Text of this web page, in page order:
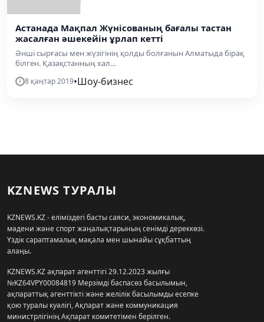
Астанада Мақпал Жүнісованың бағалы тастан
жасалған әшекейін ұрлап кетті
Әнші сырғасы мен жүзігінің қолды болғанын Алматыда бірақ
білген. Қазақстанның хал...
8 қаңтар 2019•Шоу-бизнес
KZNEWS ТУРАЛЫ
KZNEWS.KZ - еліміздегі басты саяси, экономикалық,
мәдени және спорт жаңалықтарының сенімді дереккөзі.
Үздік сараптамалық мақала мен шынайы сұқбаттың
алаңы.
KZNEWS.KZ ақпарат агенттігі 29.12.2023 жылғы
№KZ64VPY00084819 Мерзімді баспасөз басылымын,
ақпараттық агенттікті және желілік басылымды есепке
қою туралы куәлігі, Ақпарат және коммуникация
министрлігінің Ақпарат комитетімен берілген.